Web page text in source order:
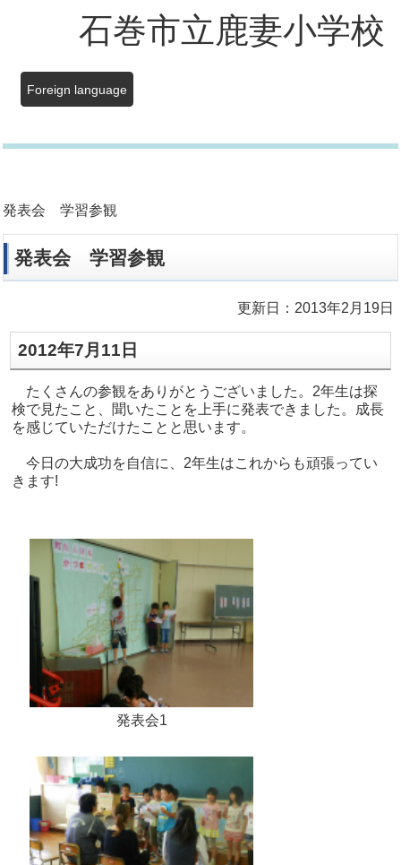
石巻市立鹿妻小学校
Foreign language
発表会 学習参観
発表会 学習参観
更新日：2013年2月19日
2012年7月11日
たくさんの参観をありがとうございました。2年生は探
検で見たこと、聞いたことを上手に発表できました。成長
を感じていただけたことと思います。
今日の大成功を自信に、2年生はこれからも頑張ってい
きます!
発表会1